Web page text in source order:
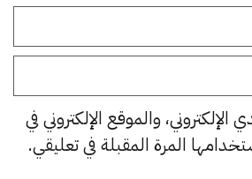
والموقع الإلكتروني في
المرة المقبلة في تعليقي.